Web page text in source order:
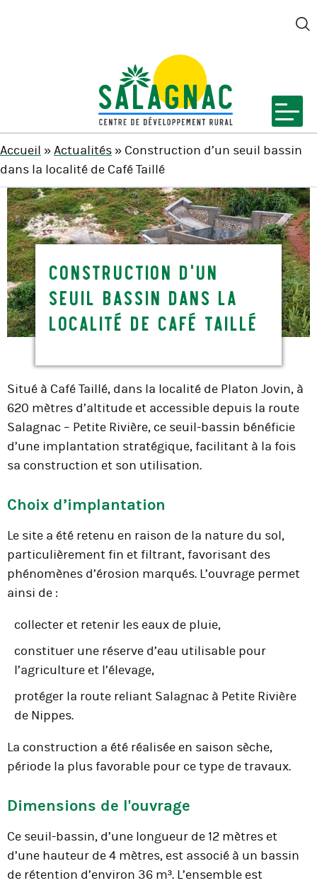
SALAGNAC
Accueil »Actualités» Construction d’un seuil bassin
dans la localité de Café Taillé
Construction d’un
seuil bassin dans la
localité de Café Taillé
Situé à Café Taillé, dans la localité de Platon Jovin, à
620 mètres d’altitude et accessible depuis la route
Salagnac – Petite Rivière, ce seuil-bassin bénéficie
d’une implantation stratégique, facilitant à la fois
sa construction et son utilisation.
Choix d’implantation
Le site a été retenu en raison de la nature du sol,
particulièrement fin et filtrant, favorisant des
phénomènes d’érosion marqués. L’ouvrage permet
ainsi de :
collecter et retenir les eaux de pluie,
constituer une réserve d’eau utilisable pour
l’agriculture et l’élevage,
protéger la route reliant Salagnac à Petite Rivière
de Nippes.
La construction a été réalisée en saison sèche,
période la plus favorable pour ce type de travaux.
Dimensions de l'ouvrage
Ce seuil-bassin, d’une longueur de 12 mètres et
d’une hauteur de 4 mètres, est associé à un bassin
de rétention d’environ 36 m³. L’ensemble est